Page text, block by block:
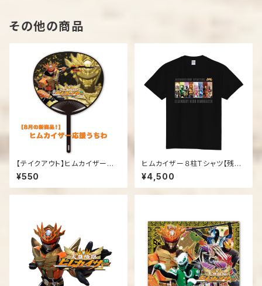
その他の商品
【テイクアウト】ヒムカイザー応
援うちわ
¥550
ヒムカイザー８柱Tシャツ【残り
わずか！】
¥4,500